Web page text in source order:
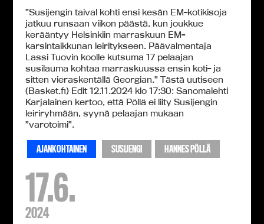
”Susijengin taival kohti ensi kesän EM-kotikisoja
jatkuu runsaan viikon päästä, kun joukkue
kerääntyy Helsinkiin marraskuun EM-
karsintaikkunan leiritykseen. Päävalmentaja
Lassi Tuovin koolle kutsuma 17 pelaajan
susilauma kohtaa marraskuussa ensin koti- ja
sitten vieraskentällä Georgian.” Tästä uutiseen
(Basket.fi) Edit 12.11.2024 klo 17:30: Sanomalehti
Karjalainen kertoo, että Pöllä ei liity Susijengin
leiriryhmään, syynä pelaajan mukaan
”varotoimi”.
AJANKOHTAINEN SUSIJENGI HANNES PÖLLÄ
17.6.
2024